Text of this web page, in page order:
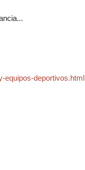
equipos-deportivos.html